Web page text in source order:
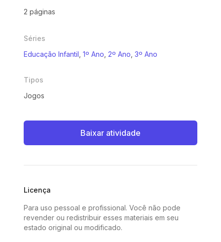
2 páginas
Séries
Educação Infantil 1º Ano 2º Ano 3º Ano
Tipos
Jogos
Baixar atividade
Licença
Para uso pessoal e profissional. Você não pode
revender ou redistribuir esses materiais em seu
estado original ou modificado.